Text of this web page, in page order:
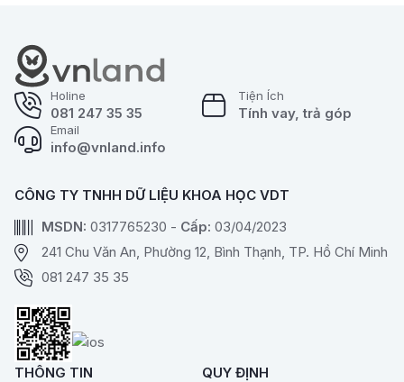
Holine
081 247 35 35
Tiện Ích
Tính vay, trả góp
Email
info@vnland.info
CÔNG TY TNHH DỮ LIỆU KHOA HỌC VDT
MSDN: 0317765230 - Cấp: 03/04/2023
241 Chu Văn An, Phường 12, Bình Thạnh, TP. Hồ Chí Minh
081 247 35 35
THÔNG TIN
QUY ĐỊNH